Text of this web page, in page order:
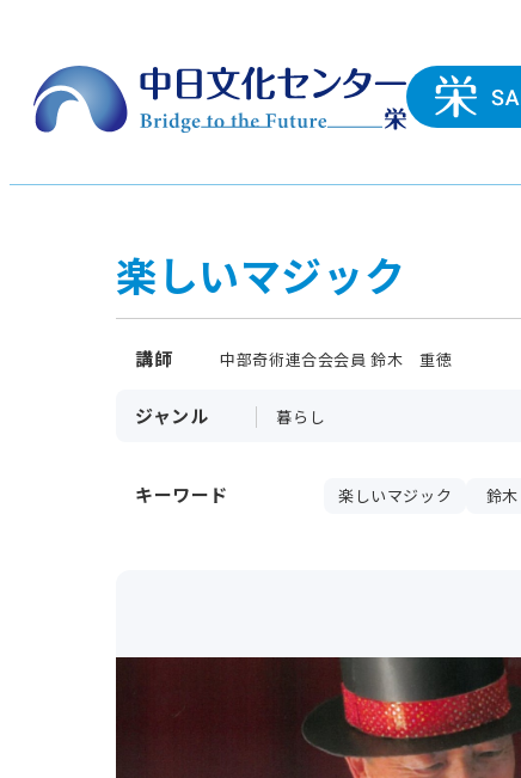
楽しいマジック
講師 中部奇術連合会会員 鈴木 重徳
ジャンル 暮らし
キーワード 楽しいマジック 鈴木